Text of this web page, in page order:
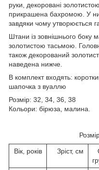
руки, декоровані
прикрашена бахромою. У
завдяки чому утворюється
Штани із зовнішнього боку
золотистою тасьмою.
також декорований
наведена нижче.
В комплект входять:
шапочка з вуаллю
Розмір: 32, 34, 36, 38
Кольори: бірюза, малина.
Вік, років Зріст, см